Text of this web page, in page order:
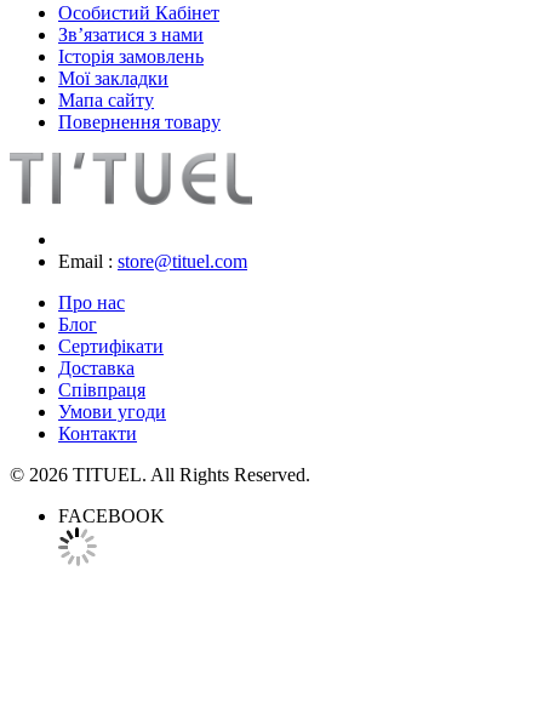
Особистий Кабінет
Зв’язатися з нами
Історія замовлень
Мої закладки
Мапа сайту
Повернення товару
Email : store@tituel.com
Про нас
Блог
Сертифікати
Доставка
Співпраця
Умови угоди
Контакти
© 2026 TITUEL. All Rights Reserved.
FACEBOOK